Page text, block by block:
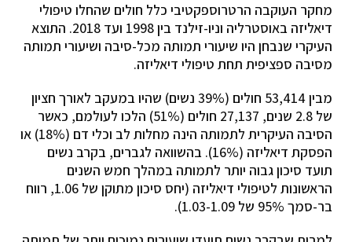
מחקר העוקבה הרטרוספקטיבי כלל חולים שהחלו טיפולי
דיאליזה באוסטרליה וניו-זילנד בין 1998 ועד 2018. התוצא
העיקרי שנבחן היו שיעורי תמותה מכל-סיבה ושיעורי תמותה
מסיבה ספציפית תחת טיפולי דיאליזה.
מבין 53,414 חולים (39% נשים) שהיו במעקב לאורך חציון
של 2.8 שנים, 27,137 חולים (51%) הלכו לעולמם, כאשר
הסיבה העיקרית לתמותה הינה מחלות לב וכלי דם (18%) או
הפסקת דיאליזה (16%). בהשוואה לגברים, בקרב נשים
תועד סיכון גבוה יותר לתמותה במהלך חמש השנים
הראשונות לטיפולי דיאליזה (יחס סיכון מתוקן של 1.06, רווח
בר-סמך 95% של 1.03-1.09).